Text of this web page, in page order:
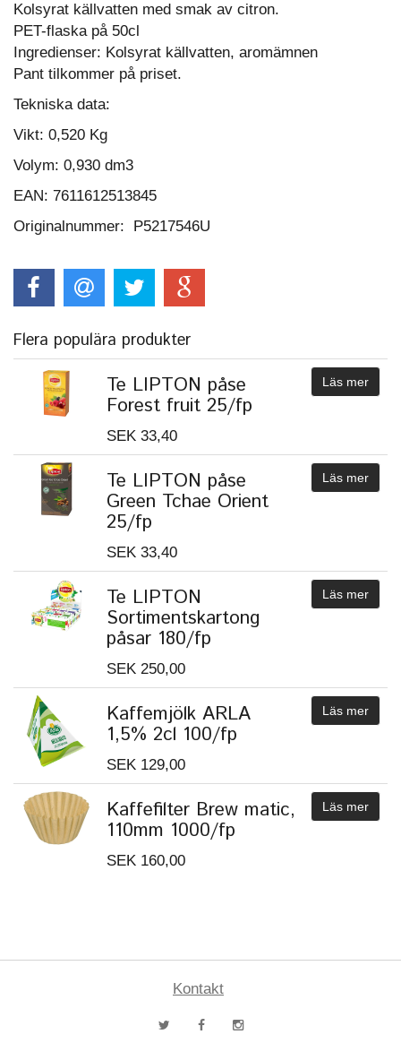
Kolsyrat källvatten med smak av citron.
PET-flaska på 50cl
Ingredienser: Kolsyrat källvatten, aromämnen
Pant tilkommer på priset.
Tekniska data:
Vikt: 0,520 Kg
Volym: 0,930 dm3
EAN: 7611612513845
Originalnummer: P5217546U
Flera populära produkter
Te LIPTON påse
Forest fruit 25/fp
SEK 33,40
Läs mer
Te LIPTON påse
Green Tchae Orient
25/fp
SEK 33,40
Läs mer
Te LIPTON
Sortimentskartong
påsar 180/fp
SEK 250,00
Läs mer
Kaffemjölk ARLA
1,5% 2cl 100/fp
SEK 129,00
Läs mer
Kaffefilter Brew matic,
110mm 1000/fp
SEK 160,00
Läs mer
Kontakt